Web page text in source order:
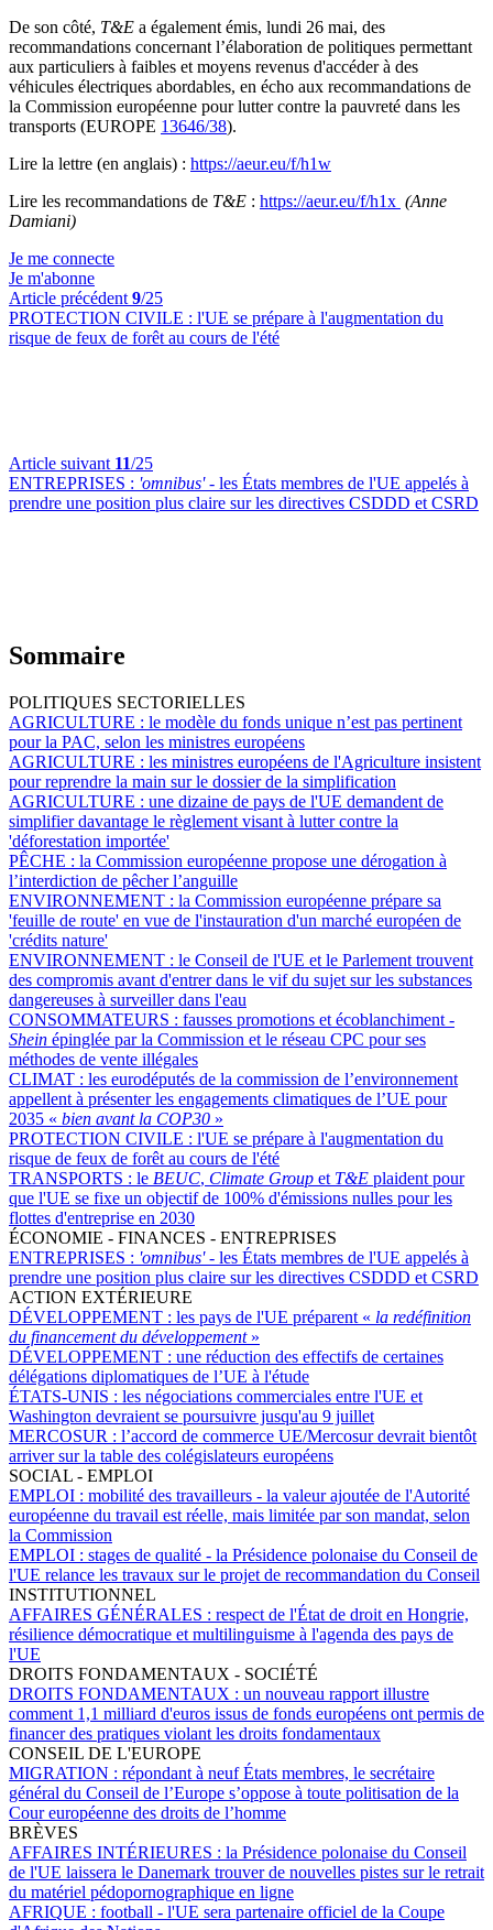
De son côté, T&E a également émis, lundi 26 mai, des
recommandations concernant l’élaboration de politiques permettant
aux particuliers à faibles et moyens revenus d'accéder à des
véhicules électriques abordables, en écho aux recommandations de
la Commission européenne pour lutter contre la pauvreté dans les
transports (EUROPE 13646/38).
Lire la lettre (en anglais) : https://aeur.eu/f/h1w
Lire les recommandations de T&E : https://aeur.eu/f/h1x (Anne
Damiani)
Je me connecte
Je m'abonne
Article précédent 9/25
PROTECTION CIVILE : l'UE se prépare à l'augmentation du
risque de feux de forêt au cours de l'été
Article suivant 11/25
ENTREPRISES : 'omnibus'- les États membres de l'UE appelés à
prendre une position plus claire sur les directives CSDDD et CSRD
Sommaire
POLITIQUES SECTORIELLES
AGRICULTURE : le modèle du fonds unique n’est pas pertinent
pour la PAC, selon les ministres européens
AGRICULTURE : les ministres européens de l'Agriculture insistent
pour reprendre la main sur le dossier de la simplification
AGRICULTURE : une dizaine de pays de l'UE demandent de
simplifier davantage le règlement visant à lutter contre la
'déforestation importée'
PÊCHE : la Commission européenne propose une dérogation à
l’interdiction de pêcher l’anguille
ENVIRONNEMENT : la Commission européenne prépare sa
'feuille de route' en vue de l'instauration d'un marché européen de
'crédits nature'
ENVIRONNEMENT : le Conseil de l'UE et le Parlement trouvent
des compromis avant d'entrer dans le vif du sujet sur les substances
dangereuses à surveiller dans l'eau
CONSOMMATEURS : fausses promotions et écoblanchiment -
Shein épinglée par la Commission et le réseau CPC pour ses
méthodes de vente illégales
CLIMAT : les eurodéputés de la commission de l’environnement
appellent à présenter les engagements climatiques de l’UE pour
2035 « bien avant la COP30 »
PROTECTION CIVILE : l'UE se prépare à l'augmentation du
risque de feux de forêt au cours de l'été
TRANSPORTS : le BEUC, Climate Group et T&E plaident pour
que l'UE se fixe un objectif de 100% d'émissions nulles pour les
flottes d'entreprise en 2030
ÉCONOMIE - FINANCES - ENTREPRISES
ENTREPRISES : 'omnibus'- les États membres de l'UE appelés à
prendre une position plus claire sur les directives CSDDD et CSRD
ACTION EXTÉRIEURE
DÉVELOPPEMENT : les pays de l'UE préparent « la redéfinition
du financement du développement»
DÉVELOPPEMENT : une réduction des effectifs de certaines
délégations diplomatiques de l’UE à l'étude
ÉTATS-UNIS : les négociations commerciales entre l'UE et
Washington devraient se poursuivre jusqu'au 9 juillet
MERCOSUR : l’accord de commerce UE/Mercosur devrait bientôt
arriver sur la table des colégislateurs européens
SOCIAL - EMPLOI
EMPLOI : mobilité des travailleurs - la valeur ajoutée de l'Autorité
européenne du travail est réelle, mais limitée par son mandat, selon
la Commission
EMPLOI : stages de qualité - la Présidence polonaise du Conseil de
l'UE relance les travaux sur le projet de recommandation du Conseil
INSTITUTIONNEL
AFFAIRES GÉNÉRALES : respect de l'État de droit en Hongrie,
résilience démocratique et multilinguisme à l'agenda des pays de
l'UE
DROITS FONDAMENTAUX - SOCIÉTÉ
DROITS FONDAMENTAUX : un nouveau rapport illustre
comment 1,1 milliard d'euros issus de fonds européens ont permis de
financer des pratiques violant les droits fondamentaux
CONSEIL DE L'EUROPE
MIGRATION : répondant à neuf États membres, le secrétaire
général du Conseil de l’Europe s’oppose à toute politisation de la
Cour européenne des droits de l’homme
BRÈVES
AFFAIRES INTÉRIEURES : la Présidence polonaise du Conseil
de l'UE laissera le Danemark trouver de nouvelles pistes sur le retrait
du matériel pédopornographique en ligne
AFRIQUE : football - l'UE sera partenaire officiel de la Coupe